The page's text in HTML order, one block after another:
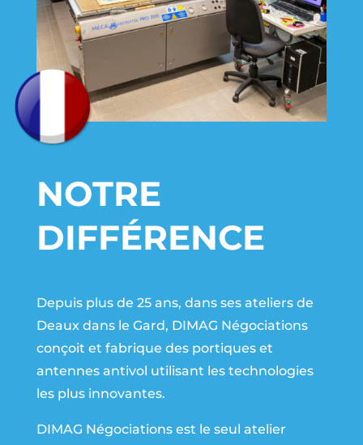
NOTRE
DIFFÉRENCE
Depuis plus de 25 ans, dans ses ateliers de
Deaux dans le Gard, DIMAG Négociations
conçoit et fabrique des portiques et
antennes antivol utilisant les technologies
les plus innovantes.
DIMAG Négociations est le seul atelier